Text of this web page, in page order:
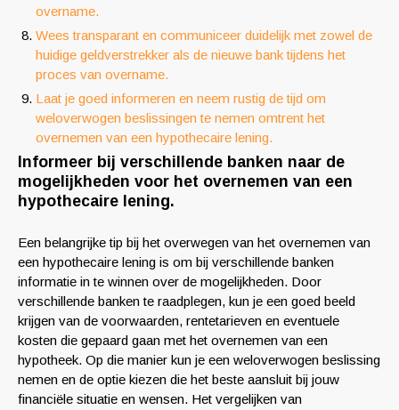
overname.
Wees transparant en communiceer duidelijk met zowel de
huidige geldverstrekker als de nieuwe bank tijdens het
proces van overname.
Laat je goed informeren en neem rustig de tijd om
weloverwogen beslissingen te nemen omtrent het
overnemen van een hypothecaire lening.
Informeer bij verschillende banken naar de
mogelijkheden voor het overnemen van een
hypothecaire lening.
Een belangrijke tip bij het overwegen van het overnemen van
een hypothecaire lening is om bij verschillende banken
informatie in te winnen over de mogelijkheden. Door
verschillende banken te raadplegen, kun je een goed beeld
krijgen van de voorwaarden, rentetarieven en eventuele
kosten die gepaard gaan met het overnemen van een
hypotheek. Op die manier kun je een weloverwogen beslissing
nemen en de optie kiezen die het beste aansluit bij jouw
financiële situatie en wensen. Het vergelijken van